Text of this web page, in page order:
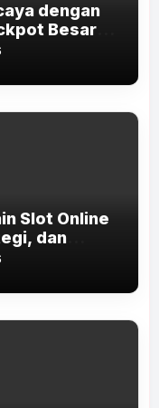
dengan
Besar
Slot Online
dan
2026